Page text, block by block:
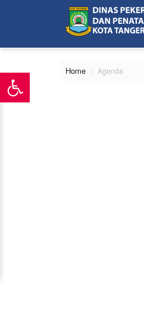
Home Agenda